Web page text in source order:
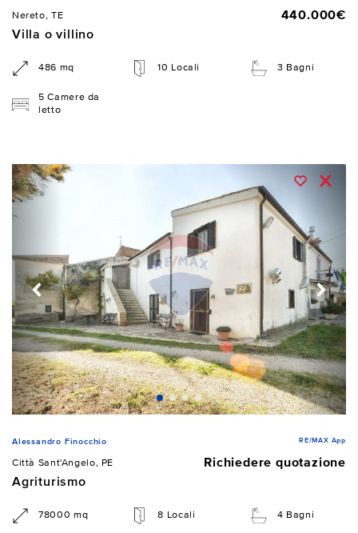
Nereto, TE
440.000€
Villa o villino
486 mq 10 Locali 3 Bagni
5 Camere da
letto
Alessandro Finocchio RE/MAX App
Città Sant'Angelo, PE
Richiedere quotazione
Agriturismo
78000 mq 8 Locali 4 Bagni